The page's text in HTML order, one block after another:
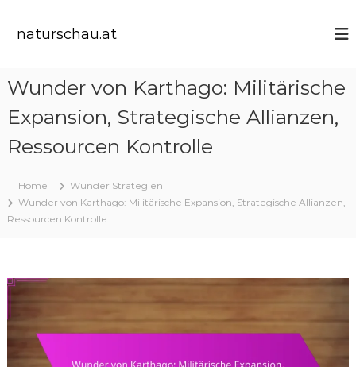
naturschau.at
Wunder von Karthago: Militärische
Expansion, Strategische Allianzen,
Ressourcen Kontrolle
Home
Wunder Strategien
Wunder von Karthago: Militärische Expansion, Strategische Allianzen,
Ressourcen Kontrolle